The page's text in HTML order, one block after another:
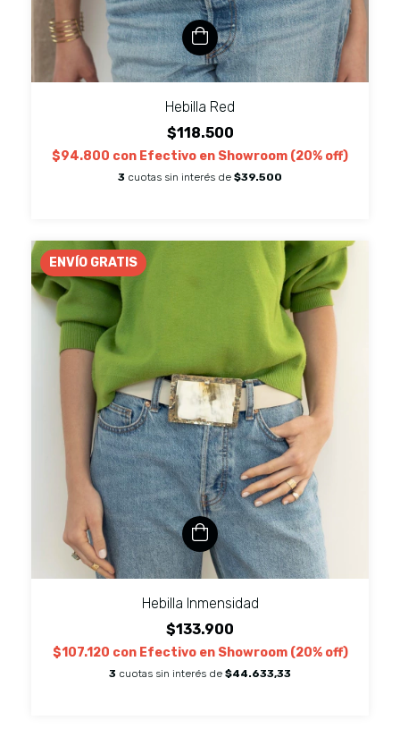
Hebilla Red
$118.500
$94.800 con Efectivo en Showroom (20% off)
3 cuotas sin interés de $39.500
ENVÍO GRATIS
Hebilla Inmensidad
$133.900
$107.120 con Efectivo en Showroom (20% off)
3 cuotas sin interés de $44.633,33